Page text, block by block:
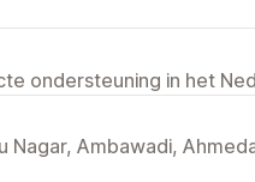
ondersteuning in het
Nagar, Ambawadi,